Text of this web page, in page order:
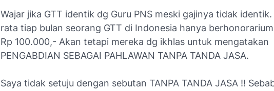
Wajar jika GTT identik dg Guru PNS meski gajinya tidak
rata tiap bulan seorang GTT di Indonesia hanya
Rp 100.000,- Akan tetapi mereka dg ikhlas untuk mengatakan
PENGABDIAN SEBAGAI PAHLAWAN TANPA TANDA JASA.
Saya tidak setuju dengan sebutan TANPA TANDA JASA !!